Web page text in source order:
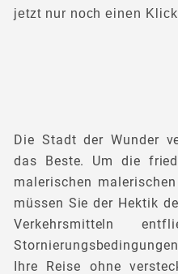
jetzt nur noch einen
Die Stadt der Wunder
das Beste. Um die
malerischen
müssen Sie der Hektik
Verkehrsmitteln
Ihre Reise ohne